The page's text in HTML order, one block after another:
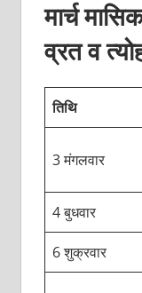
मार्च
व्रत व
तिथि
3 मंगलवार
4 बुधवार
6 शुक्रवार